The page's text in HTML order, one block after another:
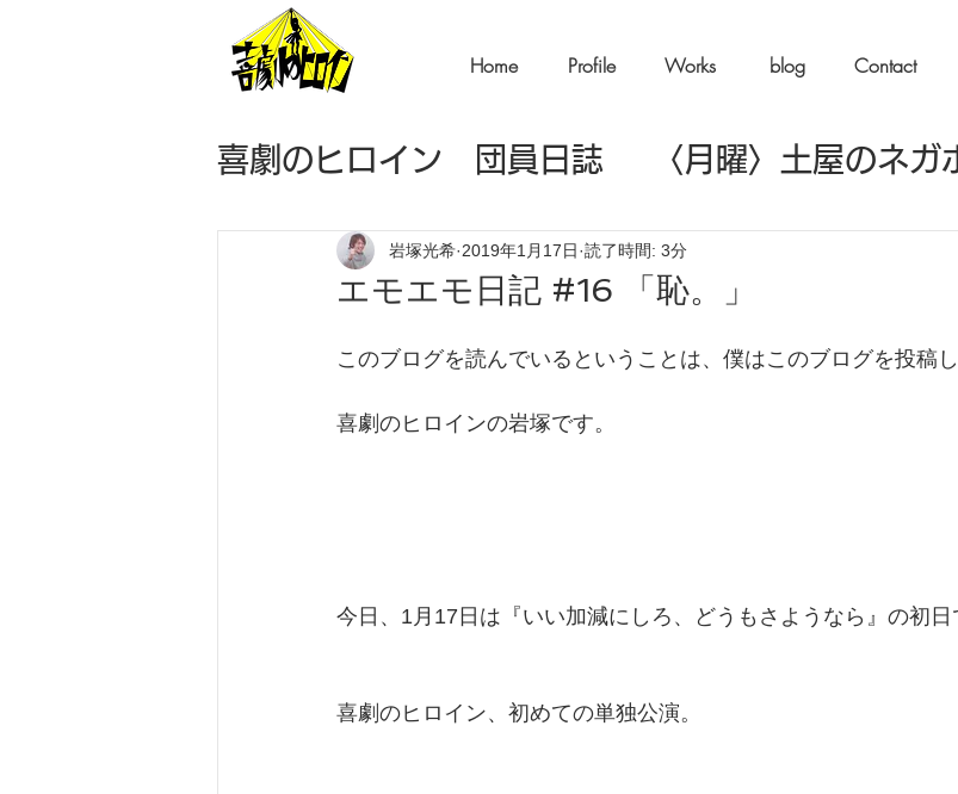
Home Profile Works blog Contact
喜劇のヒロイン 団員日誌 〈月曜〉土屋のネガ
〈火曜〉角岡の音楽日記 〈水曜〉イイノの嘘
〈木曜〉岩塚のエモエモ日記 〈金曜〉新宮
〈土曜〉心太のタバコ日記
エモエモ日記 #16 「恥。」
岩塚光希 2019年1月17日 読了時間: 3分
このブログを読んでいるということは、僕はこのブログを投稿
喜劇のヒロインの岩塚です。
今日、1月17日は『いい加減にしろ、どうもさようなら』の初日
喜劇のヒロイン、初めての単独公演。